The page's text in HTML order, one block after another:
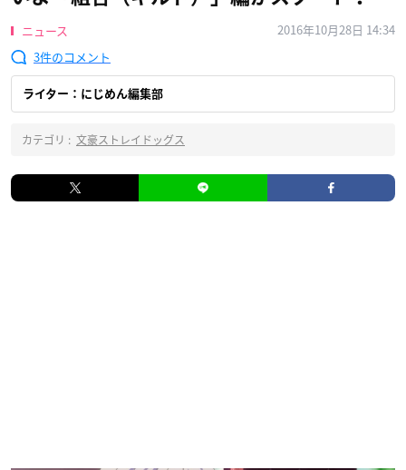
ニュース
2016年10月28日 14:34
3
ライター：にじめん編集部
カテゴリ : 文豪ストレイドッグス